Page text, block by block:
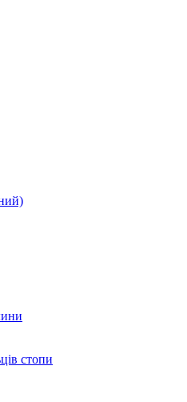
стопи